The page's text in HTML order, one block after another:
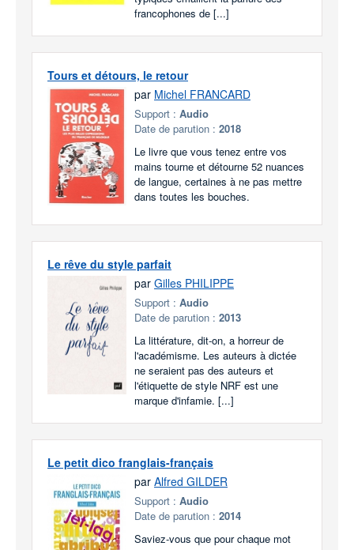
francophones de [...]
Tours et détours, le retour
par Michel FRANCARD
Support : Audio
Date de parution : 2018
Le livre que vous tenez entre vos
mains tourne et détourne 52 nuances
de langue, certaines à ne pas mettre
dans toutes les bouches.
Le rêve du style parfait
par Gilles PHILIPPE
Support : Audio
Date de parution : 2013
La littérature, dit-on, a horreur de
l'académisme. Les auteurs à dictée
ne seraient pas des auteurs et
l'étiquette de style NRF est une
marque d'infamie. [...]
Le petit dico franglais-français
par Alfred GILDER
Support : Audio
Date de parution : 2014
Saviez-vous que pour chaque mot